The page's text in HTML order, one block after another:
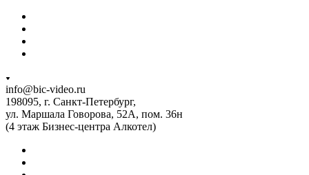
info@bic-video.ru
198095, г. Санкт-Петербург,
ул. Маршала Говорова, 52А, пом. 36н
(4 этаж Бизнес-центра Алкотел)